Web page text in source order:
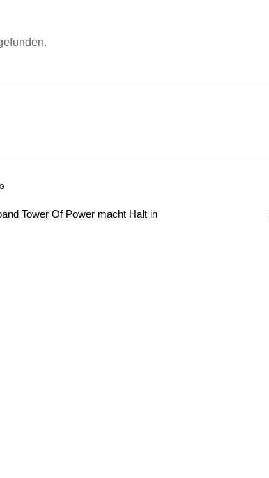
Tower Of Power macht Halt in